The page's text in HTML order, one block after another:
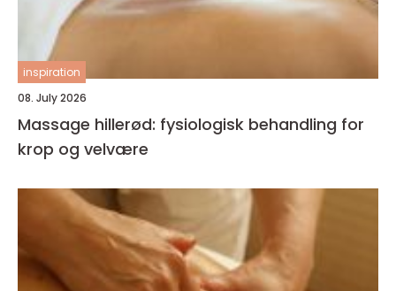
inspiration
08. July 2026
Massage hillerød: fysiologisk behandling for
krop og velvære